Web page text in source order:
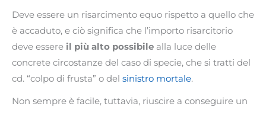
Deve essere un risarcimento equo rispetto a quello che
è accaduto, e ciò significa che l’importo risarcitorio
deve essere il più alto possibile alla luce delle
concrete circostanze del caso di specie, che si tratti del
cd. “colpo di frusta” o del sinistro mortale.
Non sempre è facile, tuttavia, riuscire a conseguire un